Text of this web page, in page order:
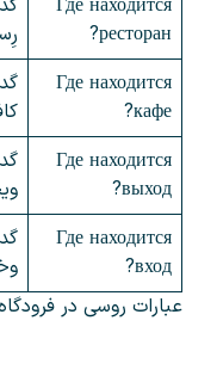
Где находится
ресторан?
Где находится
кафе?
Где находится
выход?
Где находится
вход?
عبارات روسی در